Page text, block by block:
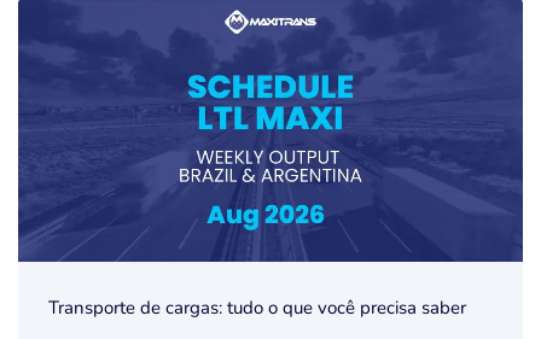
Transporte de cargas: tudo o que você precisa saber